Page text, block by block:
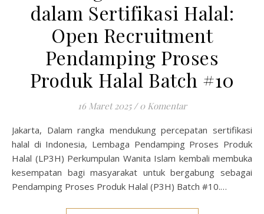
dalam Sertifikasi Halal:
Open Recruitment
Pendamping Proses
Produk Halal Batch #10
16 Maret 2025 / 0 Komentar
Jakarta, Dalam rangka mendukung percepatan sertifikasi
halal di Indonesia, Lembaga Pendamping Proses Produk
Halal (LP3H) Perkumpulan Wanita Islam kembali membuka
kesempatan bagi masyarakat untuk bergabung sebagai
Pendamping Proses Produk Halal (P3H) Batch #10.…